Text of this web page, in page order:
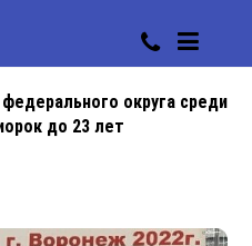
округа среди
до 23 лет